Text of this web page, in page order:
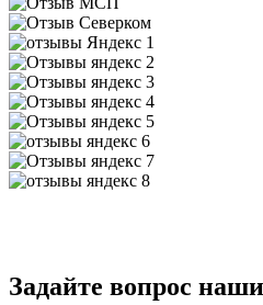
Задайте вопрос